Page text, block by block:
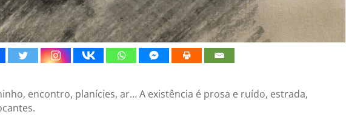
encontro, planícies, ar… A existência é prosa e ruído, estrada,